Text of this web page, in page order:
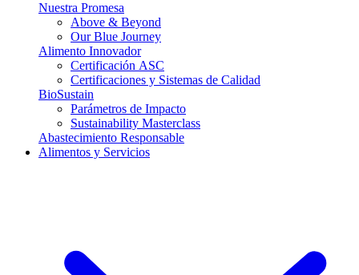
Nuestra Promesa
Above & Beyond
Our Blue Journey
Alimento Innovador
Certificación ASC
Certificaciones y Sistemas de Calidad
BioSustain
Parámetros de Impacto
Sustainability Masterclass
Abastecimiento Responsable
Alimentos y Servicios